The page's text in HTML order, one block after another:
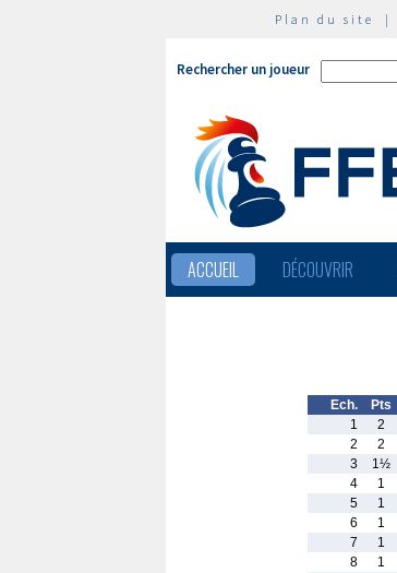
Plan du site |
Rechercher un joueur
ACCUEIL DÉCOUVRIR
Ech. Pts
1
2
2
2
3
1½
4
1
5
1
6
1
7
1
8
1